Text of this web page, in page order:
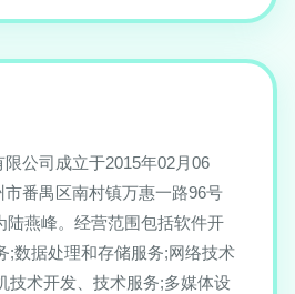
公司成立于2015年02月06
市番禺区南村镇万惠一路96号
陆燕峰。经营范围包括软件开
;数据处理和存储服务;网络技术
技术开发、技术服务;多媒体设